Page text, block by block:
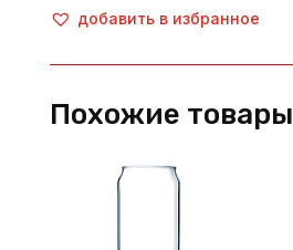
«Триумф»,
мл,
мм,
добавить в избранное
Похожие товары